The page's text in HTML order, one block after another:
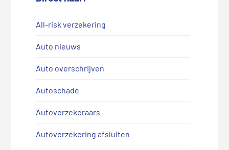
All-risk verzekering
Auto nieuws
Auto overschrijven
Autoschade
Autoverzekeraars
Autoverzekering afsluiten